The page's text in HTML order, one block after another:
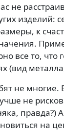
не
изделий:
к
все то, что
(вид
не многие.
не
правда?)
на